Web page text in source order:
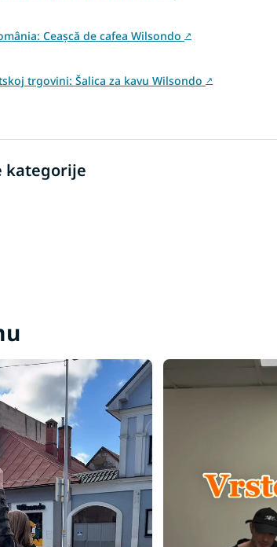
Ceașcă de cafea Wilsondo ↗
trgovini: Šalica za kavu Wilsondo ↗
kategorije